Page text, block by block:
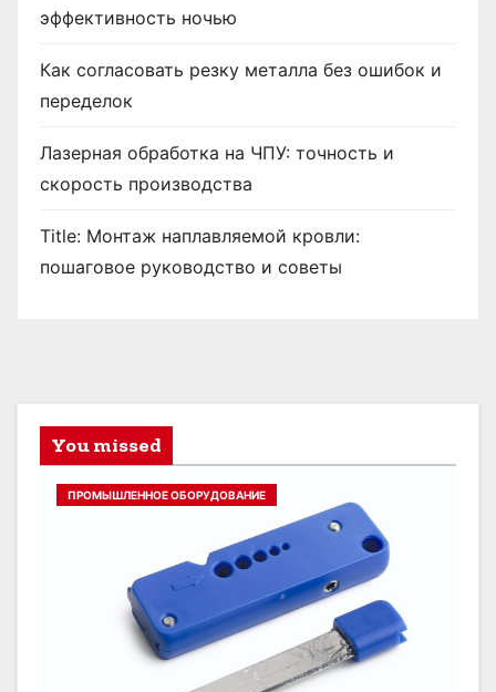
эффективность ночью
Как согласовать резку металла без ошибок и
переделок
Лазерная обработка на ЧПУ: точность и
скорость производства
Title: Монтаж наплавляемой кровли:
пошаговое руководство и советы
You missed
ПРОМЫШЛЕННОЕ ОБОРУДОВАНИЕ